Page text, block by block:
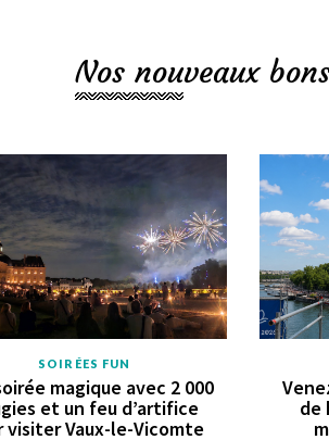
Nos nouveaux
SOIRÉES FUN
magique avec 2 000
et un feu d’artifice
visiter Vaux-le-Vicomte
de